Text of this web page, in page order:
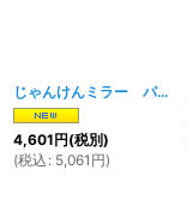
じゃんけんミラー パー メッキ
4,601円(税別)
(税込 : 5,061 円)